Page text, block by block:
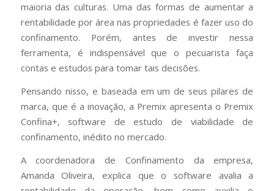
maioria das culturas. Uma das formas de aumentar a
rentabilidade por área nas propriedades é fazer uso do
confinamento. Porém, antes de investir nessa
ferramenta, é indispensável que o pecuarista faça
contas e estudos para tomar tais decisões.
Pensando nisso, e baseada em um de seus pilares de
marca, que é a inovação, a Premix apresenta o Premix
Confina+, software de estudo de viabilidade de
confinamento, inédito no mercado.
A coordenadora de Confinamento da empresa,
Amanda Oliveira, explica que o software avalia a